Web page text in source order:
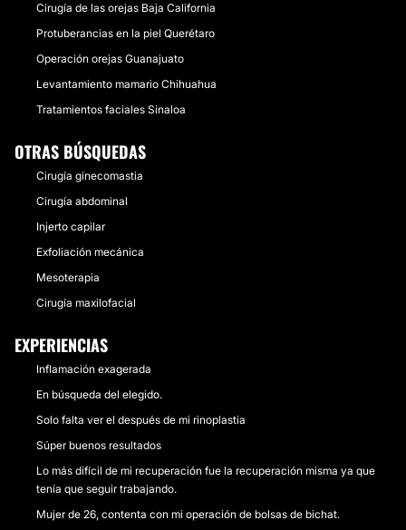
Cirugía de las orejas Baja California
Protuberancias en la piel Querétaro
Operación orejas Guanajuato
Levantamiento mamario Chihuahua
Tratamientos faciales Sinaloa
OTRAS BÚSQUEDAS
Cirugía ginecomastia
Cirugía abdominal
Injerto capilar
Exfoliación mecánica
Mesoterapia
Cirugía maxilofacial
EXPERIENCIAS
Inflamación exagerada
En búsqueda del elegido.
Solo falta ver el después de mi rinoplastia
Súper buenos resultados
Lo más difícil de mi recuperación fue la recuperación misma ya que
tenía que seguir trabajando.
Mujer de 26, contenta con mi operación de bolsas de bichat.